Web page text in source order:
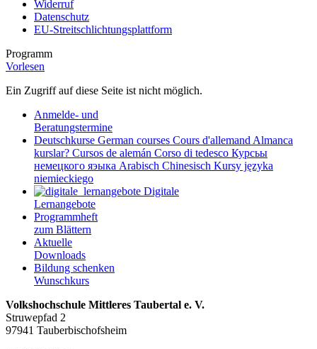
Widerruf
Datenschutz
EU-Streitschlichtungsplattform
Programm
Vorlesen
Ein Zugriff auf diese Seite ist nicht möglich.
Anmelde- und
Beratungstermine
Deutschkurse German courses Cours d'allemand Almanca
kurslar? Cursos de alemán Corso di tedesco Курсьы
немецкого яэыка Arabisch Chinesisch Kursy języka
niemieckiego
Digitale
Lernangebote
Programmheft
zum Blättern
Aktuelle
Downloads
Bildung schenken
Wunschkurs
Volkshochschule Mittleres Taubertal e. V.
Struwepfad 2
97941 Tauberbischofsheim